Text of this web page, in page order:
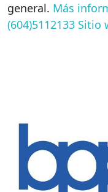
general. Más
(604)5112133 Sitio